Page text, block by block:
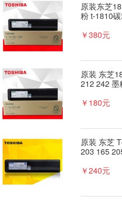
原装东芝
粉 t-1810
￥380元
原装 东芝
212 242
￥180元
原装 东芝
203 165
￥240元